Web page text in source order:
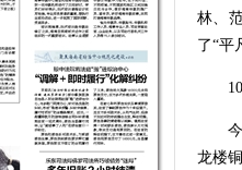
林、
了“平
10
今年
龙楼